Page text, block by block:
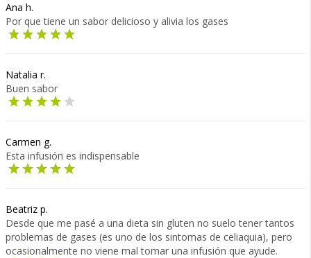
Ana h.
Por que tiene un sabor delicioso y alivia los gases
Natalia r.
Buen sabor
Carmen g.
Esta infusión es indispensable
Beatriz p.
Desde que me pasé a una dieta sin gluten no suelo tener tantos
problemas de gases (es uno de los sintomas de celiaquia), pero
ocasionalmente no viene mal tomar una infusión que ayude.